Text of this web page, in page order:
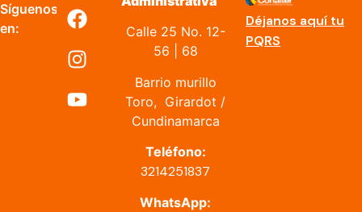
Síguenos
en:
Calle 25 No. 12-
56 | 68
Barrio murillo
Toro, Girardot /
Cundinamarca
Teléfono:
3214251837
WhatsApp:
Déjanos aquí tu
PQRS